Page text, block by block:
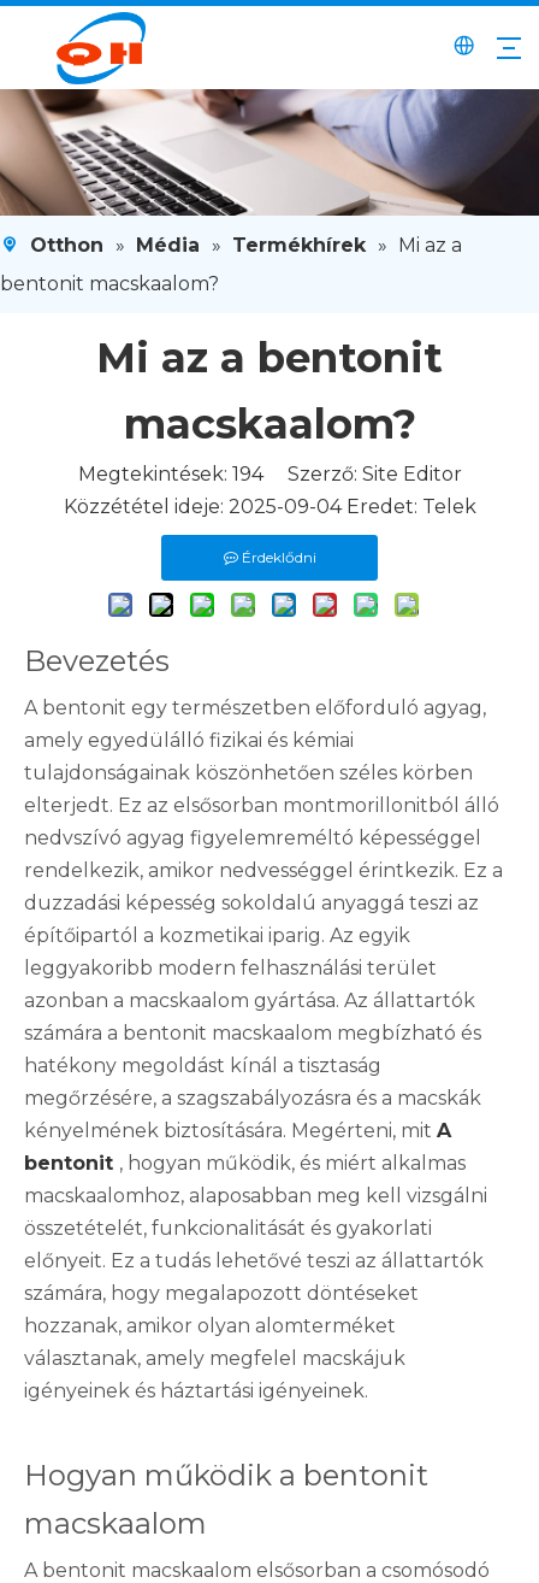
Otthon » Média » Termékhírek » Mi az a
bentonit macskaalom?
Mi az a bentonit
macskaalom?
Megtekintések: 194Szerző: Site Editor
Közzététel ideje: 2025-09-04 Eredet: Telek
Érdeklődni
Bevezetés
A bentonit egy természetben előforduló agyag,
amely egyedülálló fizikai és kémiai
tulajdonságainak köszönhetően széles körben
elterjedt. Ez az elsősorban montmorillonitból álló
nedvszívó agyag figyelemreméltó képességgel
rendelkezik, amikor nedvességgel érintkezik. Ez a
duzzadási képesség sokoldalú anyaggá teszi az
építőipartól a kozmetikai iparig. Az egyik
leggyakoribb modern felhasználási terület
azonban a macskaalom gyártása. Az állattartók
számára a bentonit macskaalom megbízható és
hatékony megoldást kínál a tisztaság
megőrzésére, a szagszabályozásra és a macskák
kényelmének biztosítására. Megérteni, mit A
bentonit , hogyan működik, és miért alkalmas
macskaalomhoz, alaposabban meg kell vizsgálni
összetételét, funkcionalitását és gyakorlati
előnyeit. Ez a tudás lehetővé teszi az állattartók
számára, hogy megalapozott döntéseket
hozzanak, amikor olyan alomterméket
választanak, amely megfelel macskájuk
igényeinek és háztartási igényeinek.
Hogyan működik a bentonit
macskaalom
A bentonit macskaalom elsősorban a csomósodó